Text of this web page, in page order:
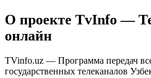
О проекте TvInfo —
онлайн
TVinfo.uz — Программа передач
государственных телеканалов